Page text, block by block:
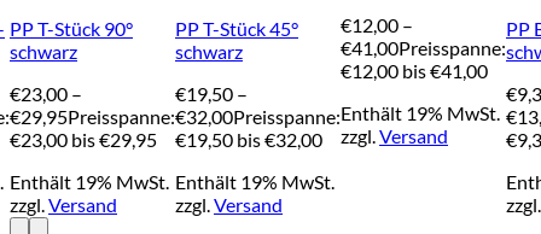
PP T-Stück 90°
schwarz
€23,00 –
€29,95Preisspanne:
€23,00 bis €29,95
Enthält 19% MwSt.
zzgl.Versand
PP T-Stück 45°
schwarz
€19,50 –
€32,00Preisspanne:
€19,50 bis €32,00
Enthält 19% MwSt.
zzgl.Versand
€12,00 –
€41,00Preisspanne:
€12,00 bis €41,00
Enthält 19% MwSt.
zzgl.Versand
PP
€
€